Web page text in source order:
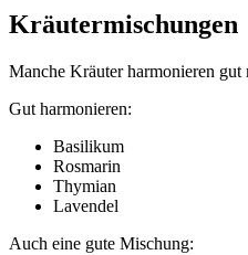
Kräutermischungen
Manche Kräuter harmonieren gut
Gut harmonieren:
Basilikum
Rosmarin
Thymian
Lavendel
Auch eine gute Mischung: